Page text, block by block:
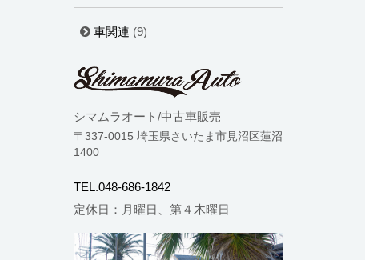
車関連 (9)
シマムラオート/中古車販売
〒337-0015 埼玉県さいたま市見沼区蓮沼
1400
TEL.048-686-1842
定休日：月曜日、第４木曜日